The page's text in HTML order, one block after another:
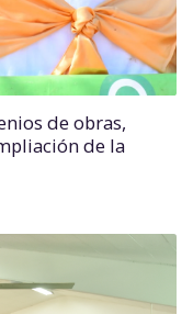
de obras,
de la